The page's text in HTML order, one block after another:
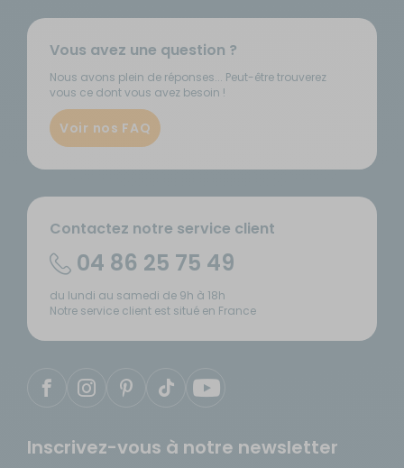
Vous avez une question ?
Nous avons plein de réponses... Peut-être trouverez
vous ce dont vous avez besoin !
Voir nos FAQ
Contactez notre service client
04 86 25 75 49
du lundi au samedi de 9h à 18h
Notre service client est situé en France
Inscrivez-vous à notre newsletter